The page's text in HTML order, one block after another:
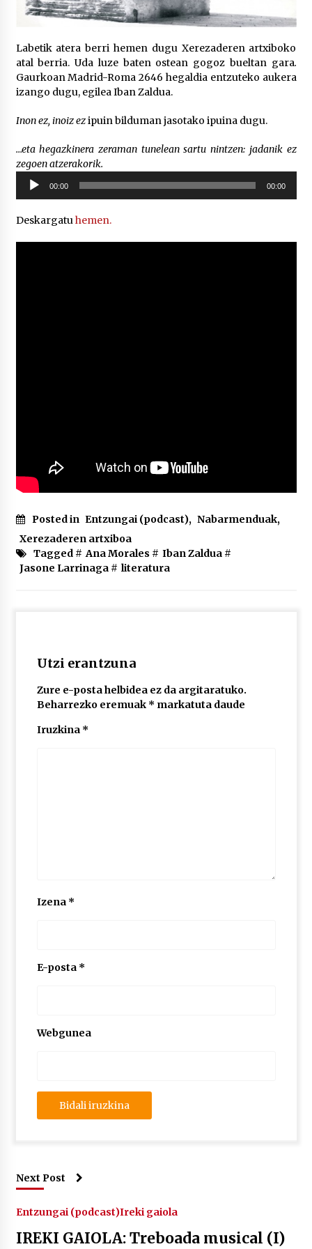
2026/07/09
2026/07/07
LIBURUEN ERREPUBLIKA TXIKIA: Hiragana akats
2026/07/07
Labetik atera berri hemen dugu Xerezaderen artxiboko
atal berria. Uda luze baten ostean gogoz bueltan gara.
Gaurkoan Madrid-Roma 2646 hegaldia entzuteko aukera
izango dugu, egilea Iban Zaldua.
Inon ez, inoiz ezipuin bilduman jasotako ipuina dugu.
…eta hegazkinera zeraman tunelean sartu nintzen: jadanik ez
zegoen atzerakorik.
Soinu
erreproduzigailua
00:00 00:00
Deskargatu hemen.
Posted in Entzungai (podcast), Nabarmenduak,
Xerezaderen artxiboa
Tagged # Ana Morales # Iban Zaldua#
Jasone Larrinaga# literatura
Utzi erantzuna
Zure e-posta helbidea ez da argitaratuko.
Beharrezko eremuak * markatuta daude
Iruzkina *
Izena *
E-posta *
Webgunea
Next Post
Entzungai (podcast)Ireki gaiola
IREKI GAIOLA: Treboada musical (I)